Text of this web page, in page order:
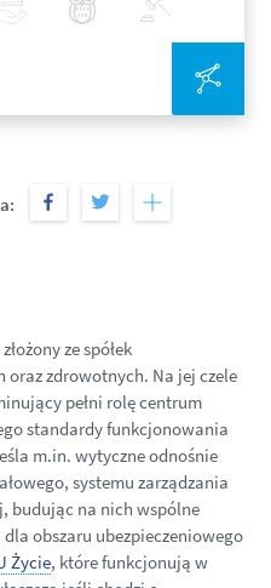
Bankowość Najlepsze Praktyki
ze spółek
oraz zdrowotnych. Na jej czele
pełni rolę centrum
standardy funkcjonowania
m.in. wytyczne odnośnie
systemu zarządzania
budując na nich wspólne
obszaru ubezpieczeniowego
Życie, które funkcjonują w